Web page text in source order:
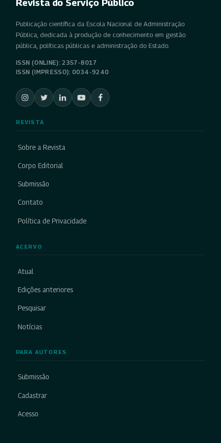
Revista do Serviço Público
Publicação científica da Escola Nacional de Administração
Pública, dedicada à produção de conhecimento em gestão
pública, políticas públicas e administração do Estado.
ISSN (ONLINE): 2357-8017
ISSN (IMPRESSO): 0034-9240
REVISTA
Sobre a Revista
Corpo Editorial
Submissão
Contato
Política de Privacidade
ACERVO
Atual
Edições anteriores
Pesquisar
Notícias
PARA AUTORES
Submissão
Cadastrar
Acesso